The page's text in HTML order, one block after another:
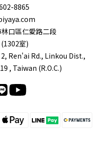
8865
口區仁愛路二段
室)
2, Ren'ai Rd., Linkou Dist.,
, Taiwan (R.O.C.)